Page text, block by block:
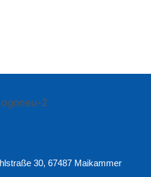
30, 67487 Maikammer